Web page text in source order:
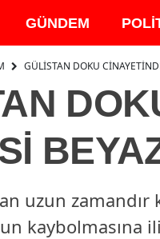
GÜNDEM
GÜLİSTAN DOKU
uzun
kaybolmasına